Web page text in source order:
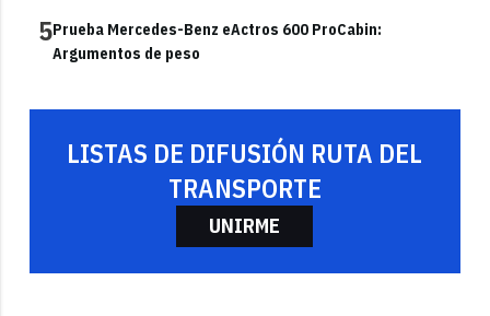
5Prueba Mercedes-Benz eActros 600 ProCabin:
Argumentos de peso
LISTAS DE DIFUSIÓN RUTA DEL
TRANSPORTE
UNIRME